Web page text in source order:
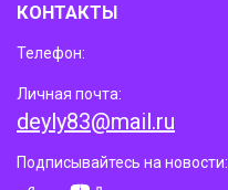
КОНТАКТЫ
Телефон:
Личная почта:
deyly83@mail.ru
Подписывайтесь на новости: